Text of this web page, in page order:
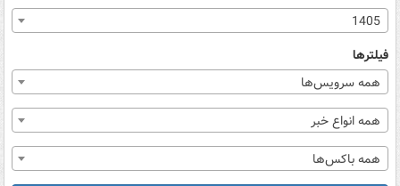
1405
فیلترها
همه سرویس‌ها
همه انواع خبر
همه باکس‌ها